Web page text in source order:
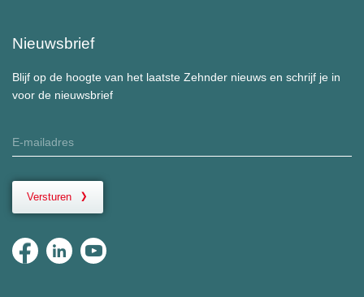
Nieuwsbrief
Blijf op de hoogte van het laatste Zehnder nieuws en schrijf je in
voor de nieuwsbrief
Versturen